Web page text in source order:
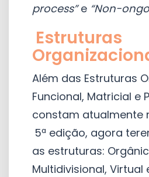
process”e “Non-
Estruturas
Além das Estruturas
Funcional, Matricial e
constam atualmente
5ª edição, agora
as estruturas:
Multidivisional, Virtual